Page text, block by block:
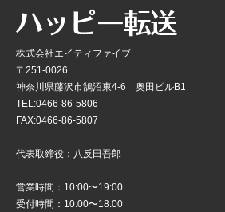
株式会社エイティファイブ
〒251-0026
神奈川県藤沢市鵠沼東4-6 奥田ビルB1
TEL:0466-86-5806
FAX:0466-86-5807
代表取締役：八反田吾郎
営業時間：10:00〜19:00
受付時間：10:00〜18:00